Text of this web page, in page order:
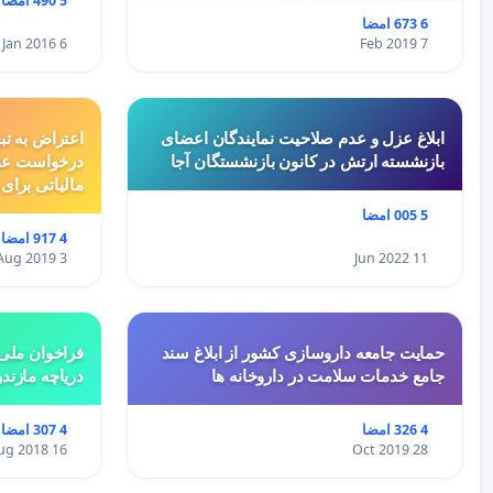
6 673 امضا
7 Feb 2019
6 Jan 2016
ابلاغ عزل و عدم صلاحیت نمایندگان اعضای
بازنشسته ارتش در کانون بازنشستگان آجا
5 005 امضا
11 Jun 2022
اعتراض به
درخواست
مالیاتی
4 917 امضا
3 Aug 2019
حمایت جامعه داروسازی کشور از ابلاغ سند
جامع خدمات سلامت در داروخانه ها
4 326 امضا
28 Oct 2019
فراخوان
دریاچه
4 307 امضا
16 Aug 2018